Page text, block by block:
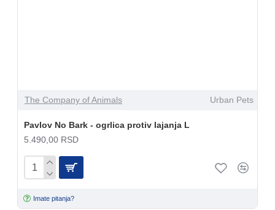
The Company of Animals Urban Pets
Pavlov No Bark - ogrlica protiv lajanja L
5.490,00 RSD
Imate pitanja?